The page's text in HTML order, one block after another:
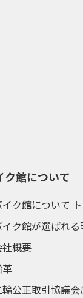
ク館について
イク館について
イク館が選ばれる
社概要
革
輪公正取引協議会